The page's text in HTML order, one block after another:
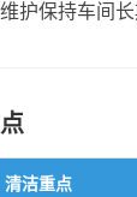
护保持车间
清洁重点